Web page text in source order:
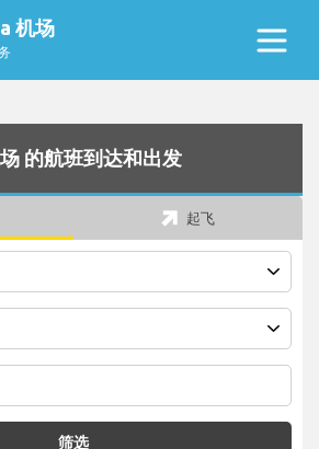
机场
的航班到达和出发
起飞
筛选